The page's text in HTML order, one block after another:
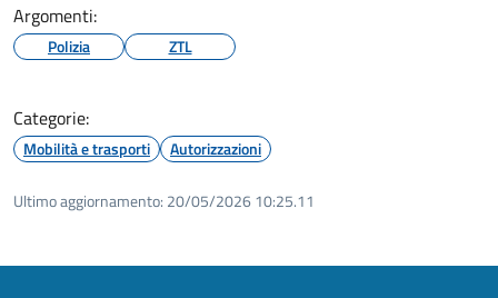
Argomenti:
Polizia ZTL
Categorie:
Mobilità e trasporti Autorizzazioni
Ultimo aggiornamento: 20/05/2026 10:25.11